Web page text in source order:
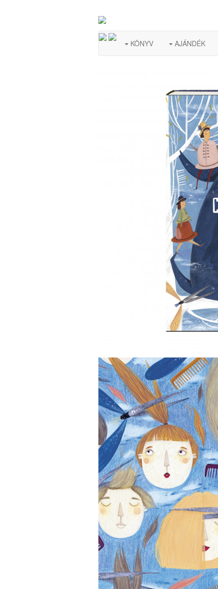
KÖNYV AJÁNDÉK